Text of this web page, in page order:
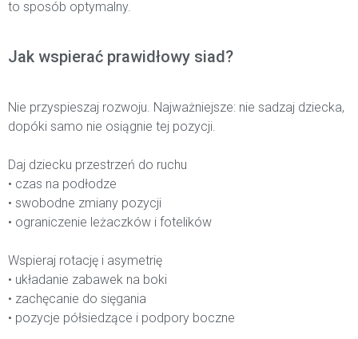
to sposób optymalny.
Jak wspierać prawidłowy siad?
Nie przyspieszaj rozwoju. Najważniejsze: nie sadzaj dziecka,
dopóki samo nie osiągnie tej pozycji.
Daj dziecku przestrzeń do ruchu
• czas na podłodze
• swobodne zmiany pozycji
• ograniczenie leżaczków i fotelików
Wspieraj rotację i asymetrię
• układanie zabawek na boki
• zachęcanie do sięgania
• pozycje półsiedzące i podpory boczne